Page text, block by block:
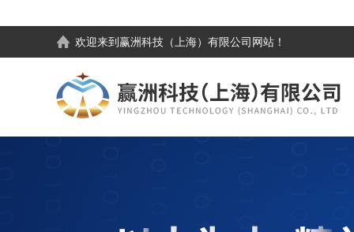
欢迎来到 赢洲科技（上海）有限公司 网站！